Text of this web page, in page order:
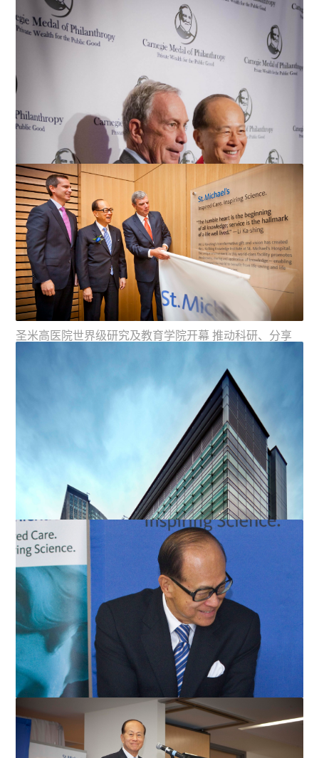
李嘉诚先生获颁发美国卡内基慈善奖
李嘉诚先生在纽约市长、上届得奖人彭博手上接受卡内基
慈善奖后，向在场来宾致...
纽约市长、上届得奖人彭博恭贺李先生荣获卡内基慈善
圣米高医院世界级研究及教育学院开幕 推动科研、分享
位於多伦多市中心圣米高医院内，全新的李嘉诚知识研究
院外貌。大楼是世界少有...